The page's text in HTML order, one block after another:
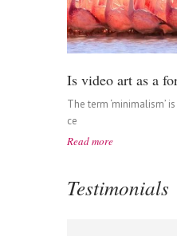
Is video art as a
The term ‘minimalism’
ce
Read more
Testimonials